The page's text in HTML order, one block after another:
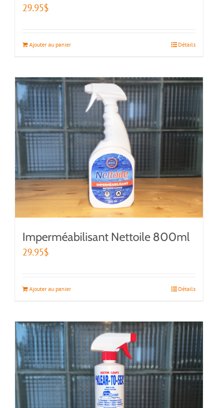
29.95$
Ajouter au panier Détails
Imperméabilisant Nettoile 800ml
29.95$
Ajouter au panier Détails